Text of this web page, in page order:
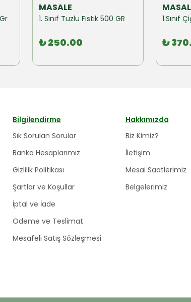
MASALE
1. Sınıf Tuzlu Fıstık 500 GR
₺ 250.00
1.Sınıf
₺
Bilgilendirme
Sık Sorulan Sorular
Banka Hesaplarımız
Gizlilik Politikası
Şartlar ve Koşullar
İptal ve İade
Ödeme ve Teslimat
Mesafeli Satış Sözleşmesi
Hakkımızda
Biz Kimiz?
İletişim
Mesai Saatlerimiz
Belgelerimiz